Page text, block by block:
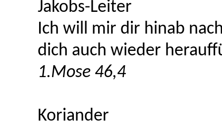
Jakobs-Leiter
Ich will mir dir hinab
dich auch wieder
1.Mose 46,4
Koriander